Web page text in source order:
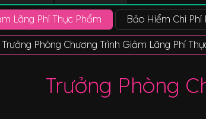
Lãng Phí Thực Phẩm Bảo Hiểm Chi Phí
Trưởng Phòng Chương Trình Giảm Lãng Phí
Trưởng Phòng